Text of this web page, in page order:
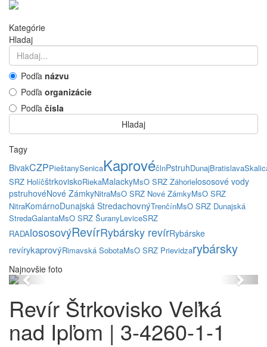
Kategórie
Hladaj
Podľa názvu
Podľa organizácie
Podľa čísla
Hladaj
Tagy
BivakCZPPieštanySenicaKaprovéčlnPstruhDunajBratislava
SRZ HolíčštrkoviskoRiekaMalackyMsO SRZ Záhorielososové vody
pstruhovéNové ZámkyNitraMsO SRZ Nové ZámkyMsO SRZ
NitraKomárnoDunajská StredachovnýTrenčínMsO SRZ Dunajská
StredaGalantaMsO SRZ ŠuranyLeviceSRZ
RADAlososovýRevírRybársky revírRybárske
revírykaprovýRimavská SobotaMsO SRZ Prievidzarybársky
Najnovšie foto
Previous Next
Revír Štrkovisko Veľká
nad Ipľom | 3-4260-1-1